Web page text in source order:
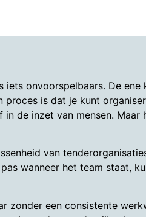
onvoorspelbaars. De
is dat je kunt
de inzet van mensen.
van
wanneer het team staat,
zonder een consistente